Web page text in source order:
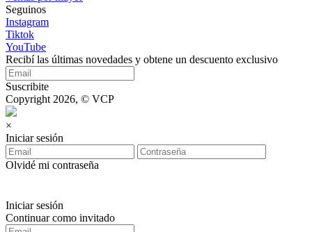
Seguinos
Instagram
Tiktok
YouTube
Recibí las últimas novedades y obtene un descuento exclusivo
Suscribite
Copyright 2026, © VCP
×
Iniciar sesión
Olvidé mi contraseña
Iniciar sesión
Continuar como invitado